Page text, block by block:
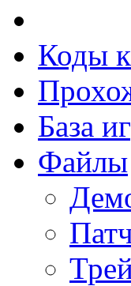
Коды
База
Файлы